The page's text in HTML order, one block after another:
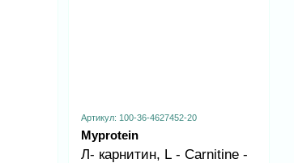
Артикул: 100-36-4627452-20
Myprotein
Л- карнитин, L - Carnitine -